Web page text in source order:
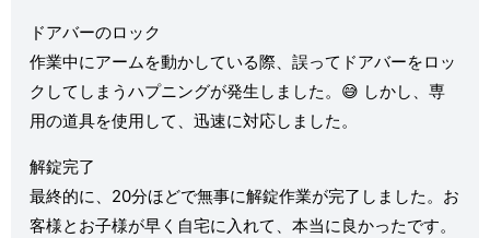
ドアバーのロック
作業中にアームを動かしている際、誤ってドアバーをロッ
クしてしまうハプニングが発生しました。😅 しかし、専
用の道具を使用して、迅速に対応しました。
解錠完了
最終的に、20分ほどで無事に解錠作業が完了しました。お
客様とお子様が早く自宅に入れて、本当に良かったです。